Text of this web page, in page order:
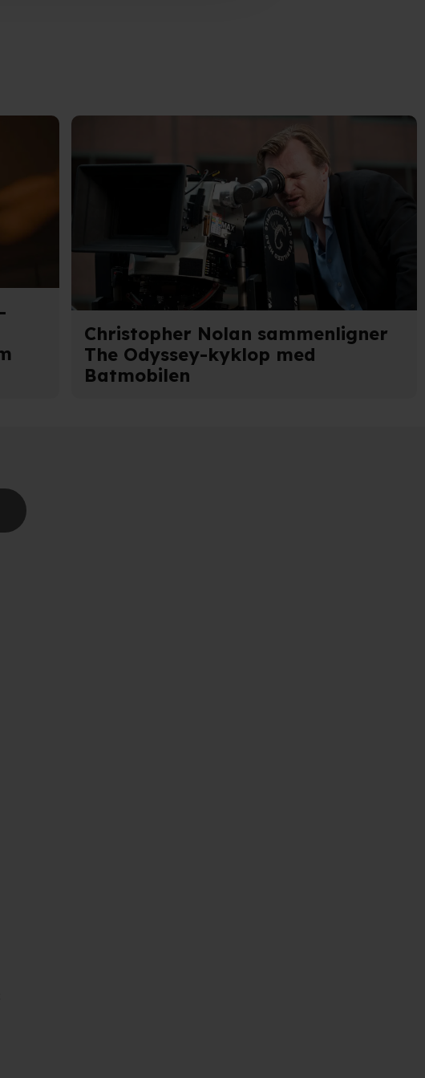
hjemmeside. Det gør vi for at sikre
delt med vores partnere.
Du kan
Christopher Nolan sammenligner
The Odyssey-kyklop med
Batmobilen